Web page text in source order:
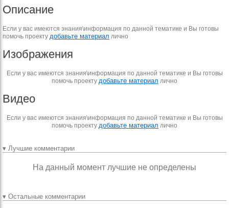
Описание
Если у вас имеются знания\информация по данной тематике и Вы готовы
помочь проекту добавьте материал лично
Изображения
Если у вас имеются знания\информация по данной тематике и Вы готовы
помочь проекту добавьте материал лично
Видео
Если у вас имеются знания\информация по данной тематике и Вы готовы
помочь проекту добавьте материал лично
▾ Лучшие комментарии
На данный момент лучшие не определены
▾ Остальные комментарии